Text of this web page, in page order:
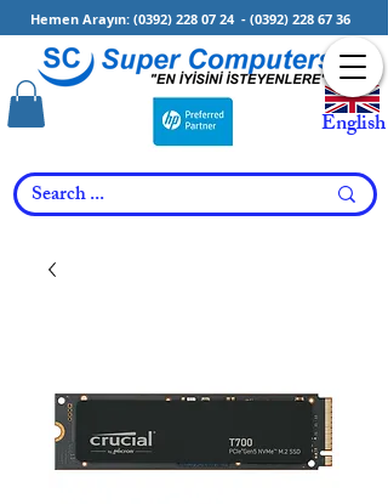
Hemen Arayın: (0392) 228 07 24 - (0392) 228 67 36
English